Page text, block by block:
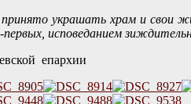
украшать храм и свои
исповеданием
епархии